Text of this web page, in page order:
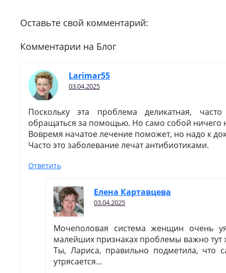
Оставьте свой комментарий:
Комментарии на Блог
Larimar55
03.04.2025
Поскольку эта проблема деликатная,
обращаться за помощью. Но само собой ничего
Вовремя начатое лечение поможет, но надо к
Часто это заболевание лечат антибиотиками.
Ответить
Елена Картавцева
03.04.2025
Мочеполовая система женщин очень
малейших признаках проблемы важно тут
Ты, Лариса, правильно подметила, что
утрясается…